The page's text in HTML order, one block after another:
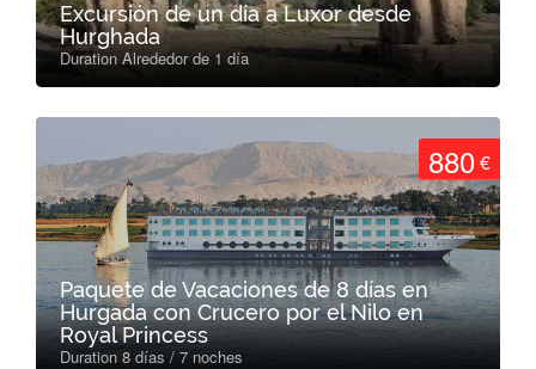
Excursión de un día a Luxor desde
Hurghada
Duration Alrededor de 1 día
880€
Paquete de Vacaciones de 8 días en
Hurgada con Crucero por el Nilo en
Royal Princess
Duration 8 días / 7 noches